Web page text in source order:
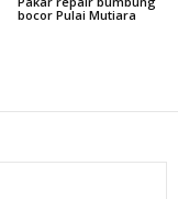
bocor Pulai Mutiara